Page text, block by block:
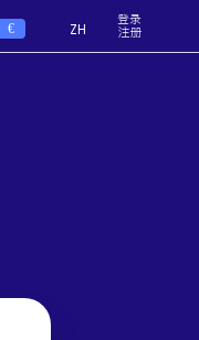
€ ZH
登录
注册